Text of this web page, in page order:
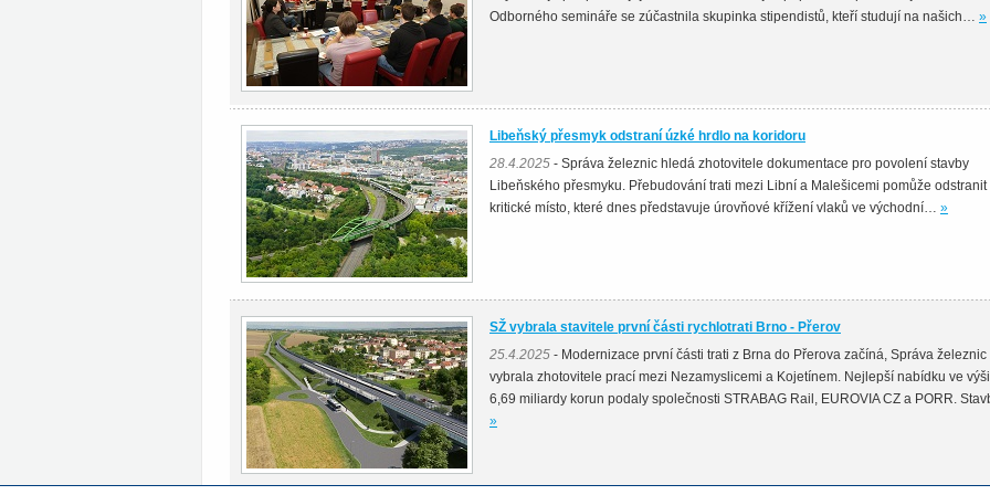
Odborného semináře se zúčastnila skupinka stipendistů, kteří studují na našich… »
Libeňský přesmyk odstraní úzké hrdlo na koridoru
28.4.2025 - Správa železnic hledá zhotovitele dokumentace pro povolení stavby
Libeňského přesmyku. Přebudování trati mezi Libní a Malešicemi pomůže odstranit
kritické místo, které dnes představuje úrovňové křížení vlaků ve východní… »
SŽ vybrala stavitele první části rychlotrati Brno - Přerov
25.4.2025 - Modernizace první části trati z Brna do Přerova začíná, Správa železnic
vybrala zhotovitele prací mezi Nezamyslicemi a Kojetínem. Nejlepší nabídku ve výši
6,69 miliardy korun podaly společnosti STRABAG Rail, EUROVIA CZ a PORR.
»